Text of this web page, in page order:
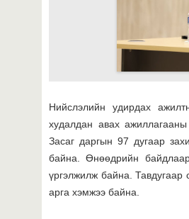
Нийслэлийн удирдах
худалдан авах
Засаг даргын 97 дугаар
байна. Өнөөдрийн
үргэлжилж байна. Тавдугаар
арга хэмжээ байна.